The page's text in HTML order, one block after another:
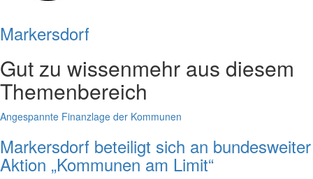
Markersdorf
Gut zu wissenmehr aus diesem
Themenbereich
Angespannte Finanzlage der Kommunen
Markersdorf beteiligt sich an bundesweiter
Aktion „Kommunen am Limit“